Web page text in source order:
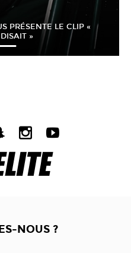
PRÉSENTE LE CLIP «
»
NOUS ?